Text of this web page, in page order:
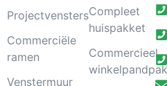
Projectvensters
Commerciële
ramen
Venstermuur
Compleet
huispakket
Commercieel